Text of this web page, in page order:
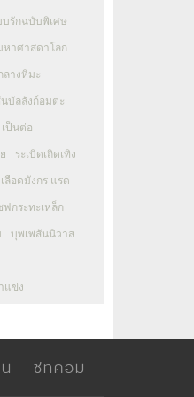
บรักฉบับพิเศษ
หาศาสดาโลก
างหิมะ
บัลลังก์อมตะ
เป็นต่อ
ระเบิดเถิดเทิง
เลือดมังกร แรด
ฟกระทะเหล็ก
บุพเพสันนิวาส
แข่ง
ซิทคอม